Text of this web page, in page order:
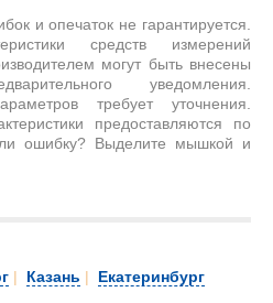
и опечаток не гарантируется.
средств измерений
могут быть внесены
уведомления.
требует уточнения.
предоставляются по
ошибку? Выделите мышкой и
| Казань | Екатеринбург